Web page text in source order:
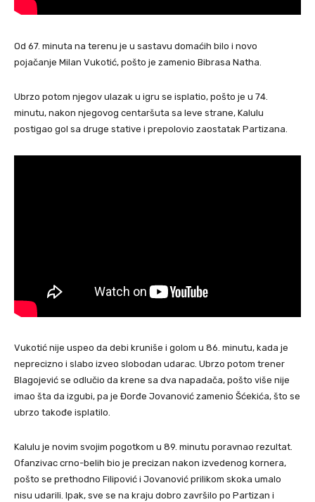
Od 67. minuta na terenu je u sastavu domaćih bilo i novo
pojačanje Milan Vukotić, pošto je zamenio Bibrasa Natha.
Ubrzo potom njegov ulazak u igru se isplatio, pošto je u 74.
minutu, nakon njegovog centaršuta sa leve strane, Kalulu
postigao gol sa druge stative i prepolovio zaostatak Partizana.
Vukotić nije uspeo da debi kruniše i golom u 86. minutu, kada je
neprecizno i slabo izveo slobodan udarac. Ubrzo potom trener
Blagojević se odlučio da krene sa dva napadača, pošto više nije
imao šta da izgubi, pa je Đorđe Jovanović zamenio Šćekića, što se
ubrzo takođe isplatilo.
Kalulu je novim svojim pogotkom u 89. minutu poravnao rezultat.
Ofanzivac crno-belih bio je precizan nakon izvedenog kornera,
pošto se prethodno Filipović i Jovanović prilikom skoka umalo
nisu udarili. Ipak, sve se na kraju dobro završilo po Partizan i